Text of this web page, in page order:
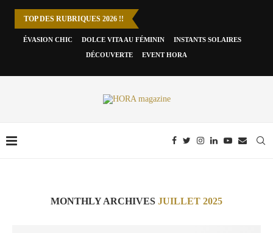
TOP DES RUBRIQUES 2026 !!
ÉVASION CHIC DOLCE VITA AU FÉMININ INSTANTS SOLAIRES
DÉCOUVERTE EVENT HORA
MONTHLY ARCHIVES JUILLET 2025